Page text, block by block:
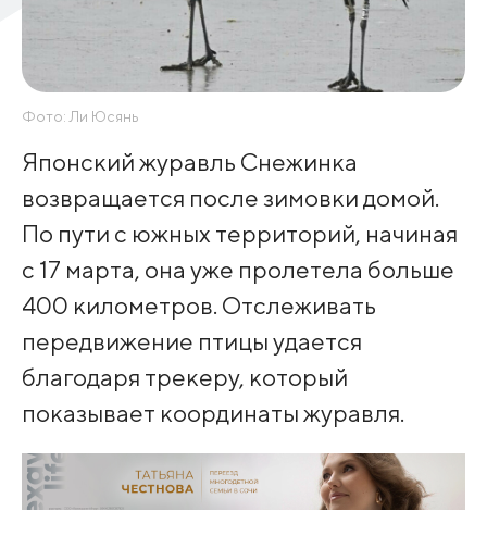
Фото: Ли Юсянь
Японский журавль Снежинка
возвращается после зимовки домой.
По пути с южных территорий, начиная
с 17 марта, она уже пролетела больше
400 километров. Отслеживать
передвижение птицы удается
благодаря трекеру, который
показывает координаты журавля.